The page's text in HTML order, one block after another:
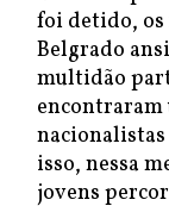
foi detido,
Belgrado
multidão
encontraram
isso, nessa
jovens